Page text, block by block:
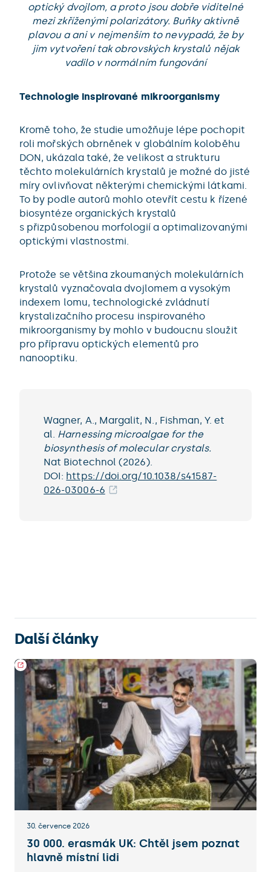
optický dvojlom, a proto jsou dobře viditelné
mezi zkříženými polarizátory. Buňky aktivně
plavou a ani v nejmenším to nevypadá, že by
jim vytvoření tak obrovských krystalů nějak
vadilo v normálním fungování
Technologie inspirované mikroorganismy
Kromě toho, že studie umožňuje lépe pochopit
roli mořských obrněnek v globálním koloběhu
DON, ukázala také, že velikost a strukturu
těchto molekulárních krystalů je možné do jisté
míry ovlivňovat některými chemickými látkami.
To by podle autorů mohlo otevřít cestu k řízené
biosyntéze organických krystalů
s přizpůsobenou morfologií a optimalizovanými
optickými vlastnostmi.
Protože se většina zkoumaných molekulárních
krystalů vyznačovala dvojlomem a vysokým
indexem lomu, technologické zvládnutí
krystalizačního procesu inspirovaného
mikroorganismy by mohlo v budoucnu sloužit
pro přípravu optických elementů pro
nanooptiku.
Wagner, A., Margalit, N., Fishman, Y. et
al. Harnessing microalgae for the
biosynthesis of molecular crystals.
Nat Biotechnol (2026).
DOI: https://doi.org/10.1038/s41587-
026-03006-6
Další články
30. července 2026
30 000. erasmák UK: Chtěl jsem poznat
hlavně místní lidi